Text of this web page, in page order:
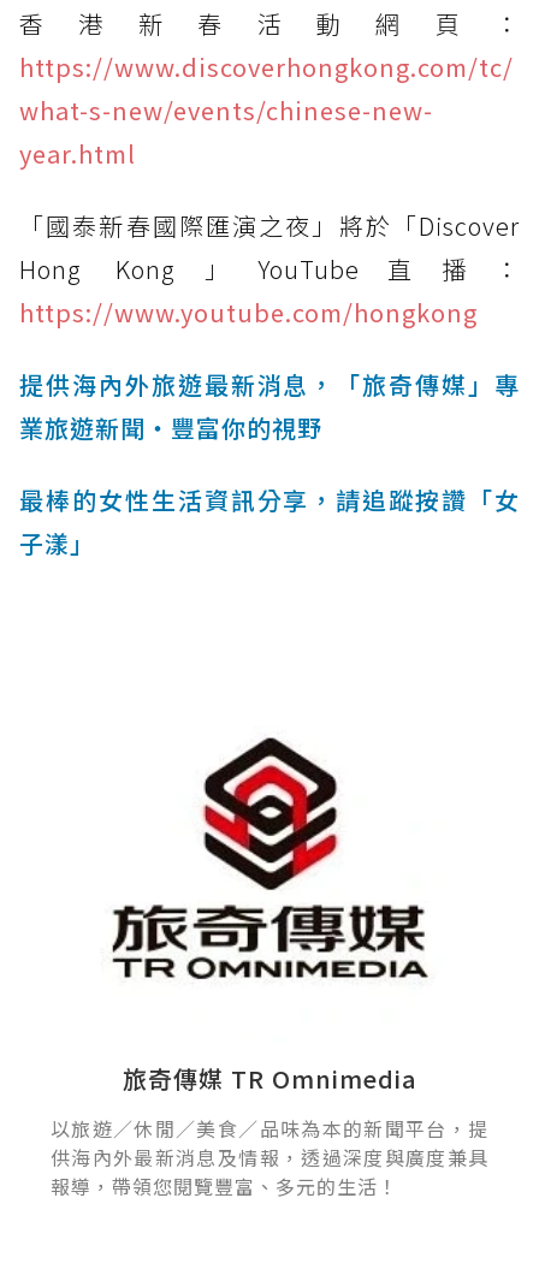
香港新春活動網頁：
https://www.discoverhongkong.com/tc/
what-s-new/events/chinese-new-
year.html
「國泰新春國際匯演之夜」將於「Discover
Hong Kong」YouTube直播：
https://www.youtube.com/hongkong
提供海內外旅遊最新消息，「旅奇傳媒」專
業旅遊新聞‧豐富你的視野
最棒的女性生活資訊分享，請追蹤按讚「女
子漾」
旅奇傳媒 TR Omnimedia
以旅遊／休閒／美食／品味為本的新聞平台，提
供海內外最新消息及情報，透過深度與廣度兼具
報導，帶領您閱覽豐富、多元的生活！